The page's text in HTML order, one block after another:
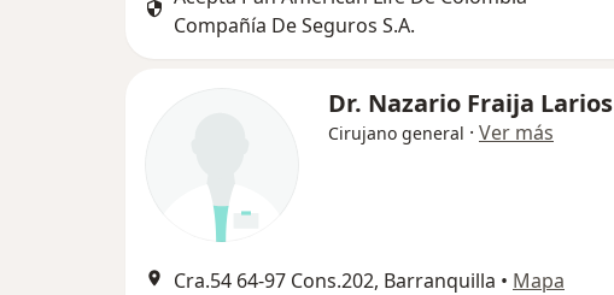
Compañía De Seguros S.A.
Dr. Nazario Fraija Larios
Cirujano general · Ver más
Cra.54 64-97 Cons.202, Barranquilla • Mapa